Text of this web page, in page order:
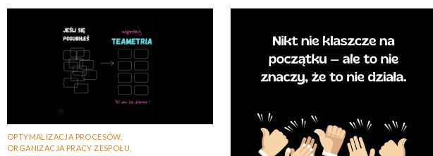
OPTYMALIZACJA PROCESÓW,
ORGANIZACJA PRACY ZESPOŁU